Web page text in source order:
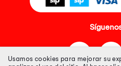
Usamos cookies para mejorar su